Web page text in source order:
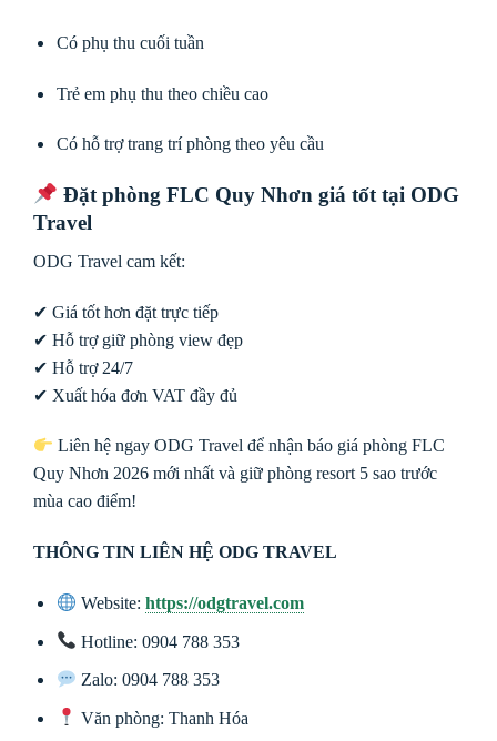
Có phụ thu cuối tuần
Trẻ em phụ thu theo chiều cao
Có hỗ trợ trang trí phòng theo yêu cầu
Đặt phòng FLC Quy Nhơn giá tốt tại ODG
Travel
ODG Travel cam kết:
✔ Giá tốt hơn đặt trực tiếp
✔ Hỗ trợ giữ phòng view đẹp
✔ Hỗ trợ 24/7
✔ Xuất hóa đơn VAT đầy đủ
Liên hệ ngay ODG Travel để nhận báo giá phòng FLC
Quy Nhơn 2026 mới nhất và giữ phòng resort 5 sao trước
mùa cao điểm!
THÔNG TIN LIÊN HỆ ODG TRAVEL
Website:https://odgtravel.com
Hotline: 0904 788 353
Zalo: 0904 788 353
Văn phòng: Thanh Hóa